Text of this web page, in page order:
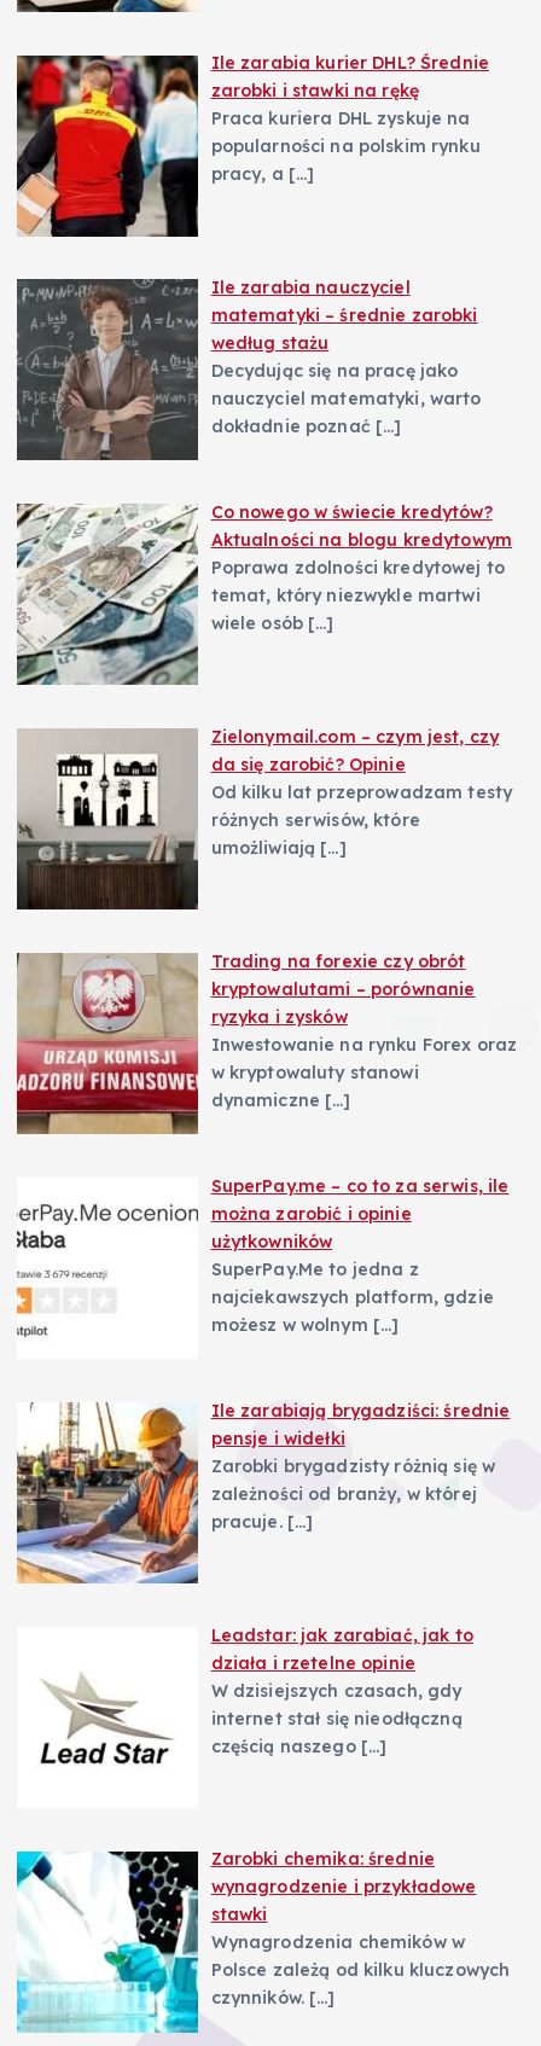
Ile zarabia kurier DHL? Średnie
zarobki i stawki na rękę
Praca kuriera DHL zyskuje na
popularności na polskim rynku
pracy, a […]
Ile zarabia nauczyciel
matematyki – średnie zarobki
według stażu
Decydując się na pracę jako
nauczyciel matematyki, warto
dokładnie poznać […]
Co nowego w świecie kredytów?
Aktualności na blogu kredytowym
Poprawa zdolności kredytowej to
temat, który niezwykle martwi
wiele osób […]
Zielonymail.com – czym jest, czy
da się zarobić? Opinie
Od kilku lat przeprowadzam testy
różnych serwisów, które
umożliwiają […]
Trading na forexie czy obrót
kryptowalutami – porównanie
ryzyka i zysków
Inwestowanie na rynku Forex oraz
w kryptowaluty stanowi
dynamiczne […]
SuperPay.me – co to za serwis, ile
można zarobić i opinie
użytkowników
SuperPay.Me to jedna z
najciekawszych platform, gdzie
możesz w wolnym […]
Ile zarabiają brygadziści: średnie
pensje i widełki
Zarobki brygadzisty różnią się w
zależności od branży, w której
pracuje. […]
Leadstar: jak zarabiać, jak to
działa i rzetelne opinie
W dzisiejszych czasach, gdy
internet stał się nieodłączną
częścią naszego […]
Zarobki chemika: średnie
wynagrodzenie i przykładowe
stawki
Wynagrodzenia chemików w
Polsce zależą od kilku kluczowych
czynników. […]